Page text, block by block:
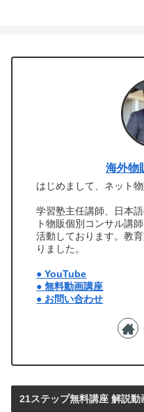
海外物
はじめまして、ネット
学習塾主任講師、日本
ト物販個別コンサル講
活動しております。教
りました。
● YouTube
● 無料動画講座
● お問い合わせ
21ステップ無料講座 解説動